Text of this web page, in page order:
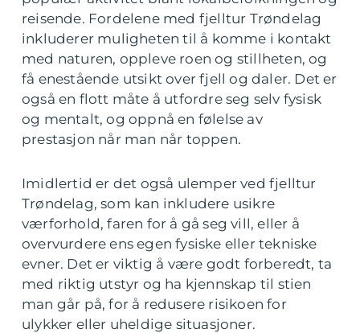
reisende. Fordelene med fjelltur Trøndelag
inkluderer muligheten til å komme i kontakt
med naturen, oppleve roen og stillheten, og
få enestående utsikt over fjell og daler. Det er
også en flott måte å utfordre seg selv fysisk
og mentalt, og oppnå en følelse av
prestasjon når man når toppen.
Imidlertid er det også ulemper ved fjelltur
Trøndelag, som kan inkludere usikre
værforhold, faren for å gå seg vill, eller å
overvurdere ens egen fysiske eller tekniske
evner. Det er viktig å være godt forberedt, ta
med riktig utstyr og ha kjennskap til stien
man går på, for å redusere risikoen for
ulykker eller uheldige situasjoner.